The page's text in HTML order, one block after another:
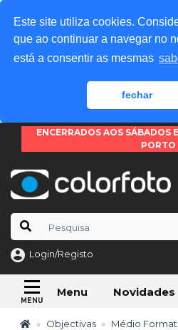
Este site utiliza cookies.
que ao continuar a navegar no
está a consentir as mesmas
fechar
ENCERRADOS AOS SÁBADOS
PORTO
Login/Registo
Menu Novidades
Objectivas Médio